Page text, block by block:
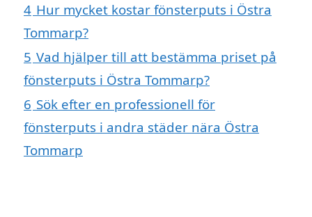
4 Hur mycket kostar fönsterputs i Östra
Tommarp?
5 Vad hjälper till att bestämma priset på
fönsterputs i Östra Tommarp?
6 Sök efter en professionell för
fönsterputs i andra städer nära Östra
Tommarp